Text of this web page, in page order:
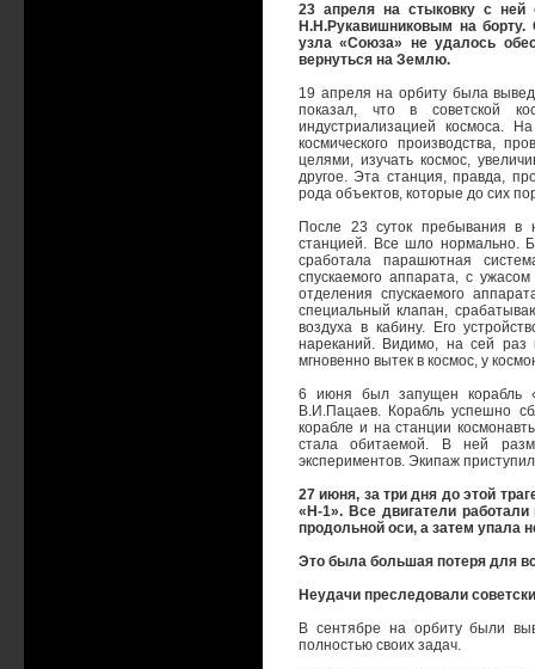
23 апреля на стыковку с
Н.Н.Рукавишниковым на
узла «Союза» не удалось
вернуться на Землю.
19 апреля на орбиту была
показал, что в советской
индустриализацией космоса.
космического производства,
целями, изучать космос,
другое. Эта станция, правда,
рода объектов, которые до сих
После 23 суток пребывания в
станцией. Все шло нормально.
сработала парашютная
спускаемого аппарата, с
отделения спускаемого
специальный клапан,
воздуха в кабину. Его
нареканий. Видимо, на сей раз
мгновенно вытек в космос, у
6 июня был запущен корабль
В.И.Пацаев. Корабль успешно
корабле и на станции
стала обитаемой. В ней
экспериментов. Экипаж
27 июня, за три дня до этой
«Н-1». Все двигатели
продольной оси, а затем упала
Это была большая потеря для
Неудачи преследовали
В сентябре на орбиту были
полностью своих задач.